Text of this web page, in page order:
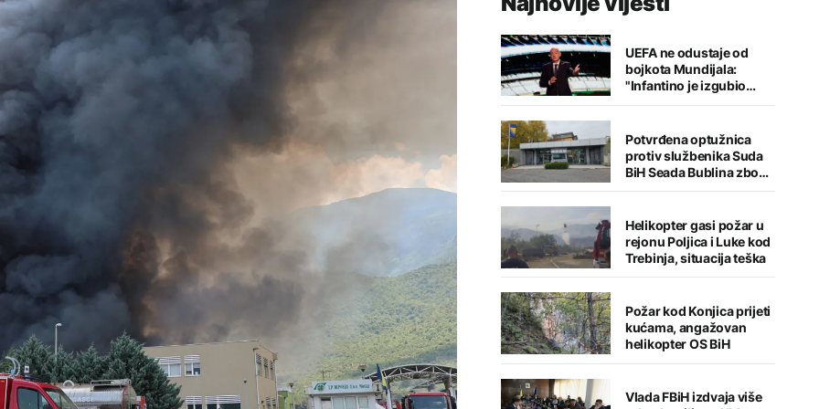
UEFA ne odustaje od
bojkota Mundijala:
"Infantino je izgubio
kredibilitet"
Potvrđena optužnica
protiv službenika Suda
BiH Seada Bublina zbog
pronevjere
Helikopter gasi požar u
rejonu Poljica i Luke kod
Trebinja, situacija teška
Požar kod Konjica prijeti
kućama, angažovan
helikopter OS BiH
Vlada FBiH izdvaja više